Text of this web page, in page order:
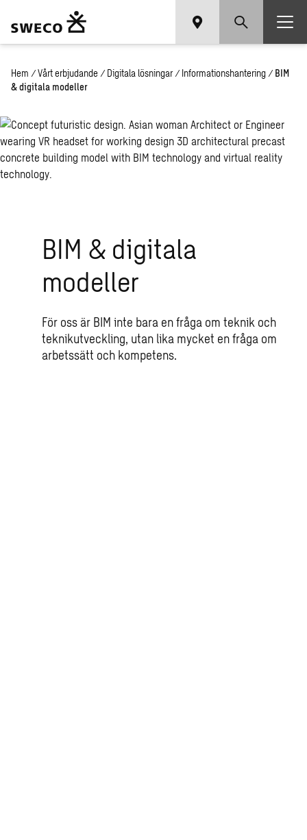
Hem / Vårt erbjudande / Digitala lösningar / Informationshantering / BIM
& digitala modeller
BIM & di­gi­ta­la
mo­del­ler
För oss är BIM inte bara en fråga om teknik och
teknikutveckling, utan lika mycket en fråga om
arbetssätt och kompetens.